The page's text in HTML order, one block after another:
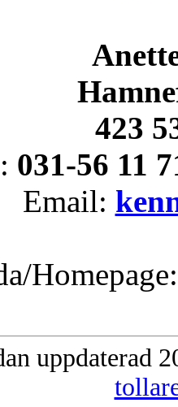
423
031-56 11
Email:
uppdaterad